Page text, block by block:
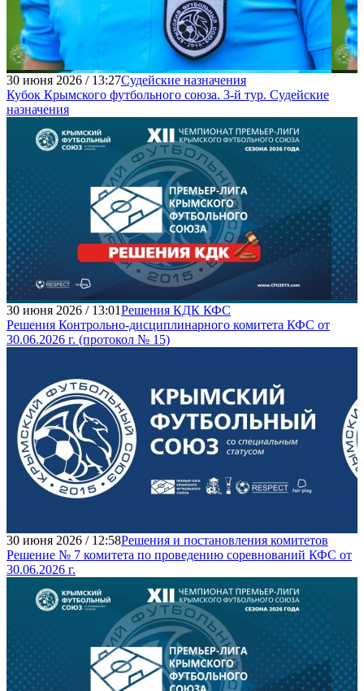
30 июня 2026 / 13:27Судейские назначения
Кубок Крымского футбольного союза. 3-й тур. Судейские
назначения
30 июня 2026 / 13:01Решения КДК КФС
Решения Контрольно-дисциплинарного комитета КФС от
30.06.2026 г. (протокол № 15)
30 июня 2026 / 12:58Решения и постановления комитетов
Решение № 7 комитета по проведению соревнований КФС от
30.06.2026 г.